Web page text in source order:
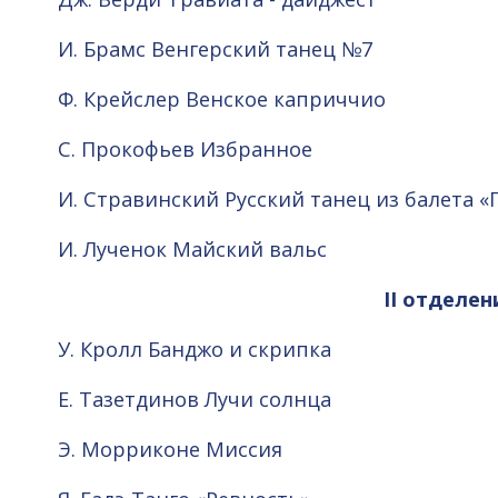
И. Брамс Венгерский танец №7
Ф. Крейслер Венское каприччио
С. Прокофьев Избранное
И. Стравинский Русский танец из балета
И. Лученок Майский вальс
II
У. Кролл Банджо и скрипка
Е. Тазетдинов Лучи солнца
Э. Морриконе Миссия